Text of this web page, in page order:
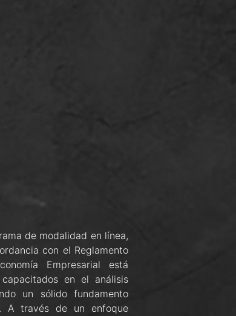
de modalidad en línea,
con el Reglamento
Empresarial está
en el análisis
un sólido fundamento
A través de un enfoque